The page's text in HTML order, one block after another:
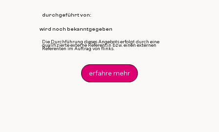
durchgeführt von:
wird noch bekanntgegeben
Die Durchführung dieses Angebots erfolgt durch eine
qualifizierte externe Referentin bzw. einen externen
Referenten im Auftrag von flinks.
erfahre mehr